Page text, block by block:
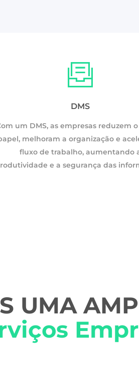
DMS
um DMS, as empresas reduzem
melhoram a organização e
fluxo de trabalho, aumentando
e a segurança das
entre sistemas distintos sem
a consistência da informação e
processos, facilitando uma visão
unificada e eficiente das
UMA